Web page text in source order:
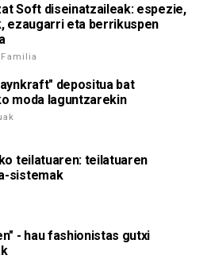
Soft diseinatzaileak: espezie,
ezaugarri eta berrikuspen
depositua bat
moda laguntzarekin
teilatuaren: teilatuaren
sistemak
- hau fashionistas gutxi